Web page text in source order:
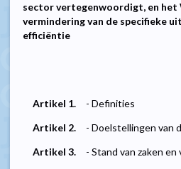
sector vertegenwoordigt, en het
vermindering van de specifieke
efficiëntie
Artikel 1.
- Definities
Artikel 2.
- Doelstellingen van
Artikel 3.
- Stand van zaken